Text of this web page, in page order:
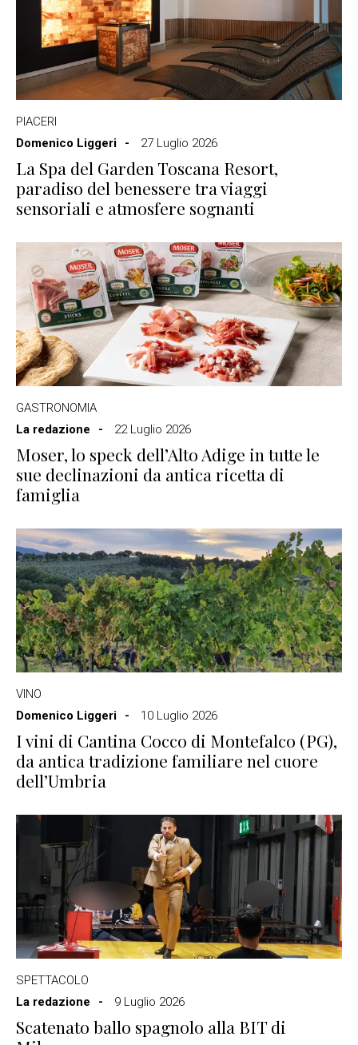
PIACERI
Domenico Liggeri
27 Luglio 2026
La Spa del Garden Toscana Resort,
paradiso del benessere tra viaggi
sensoriali e atmosfere sognanti
GASTRONOMIA
La redazione
22 Luglio 2026
Moser, lo speck dell’Alto Adige in tutte le
sue declinazioni da antica ricetta di
famiglia
VINO
Domenico Liggeri
10 Luglio 2026
I vini di Cantina Cocco di Montefalco (PG),
da antica tradizione familiare nel cuore
dell’Umbria
SPETTACOLO
La redazione
9 Luglio 2026
Scatenato ballo spagnolo alla BIT di